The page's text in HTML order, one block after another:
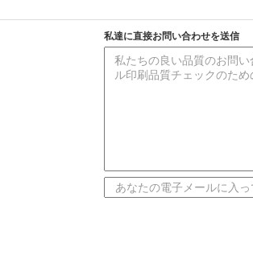
私達に直接お問い合わせを送信